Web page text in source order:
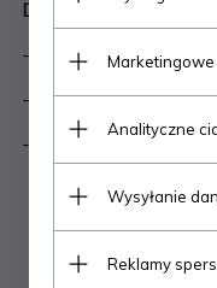
Dane techniczne:
- Ilość gazu: 1,8 kg
- Waga butli wraz z
- Waga pustej butli
Analityczne
Wysyłanie
Reklamy